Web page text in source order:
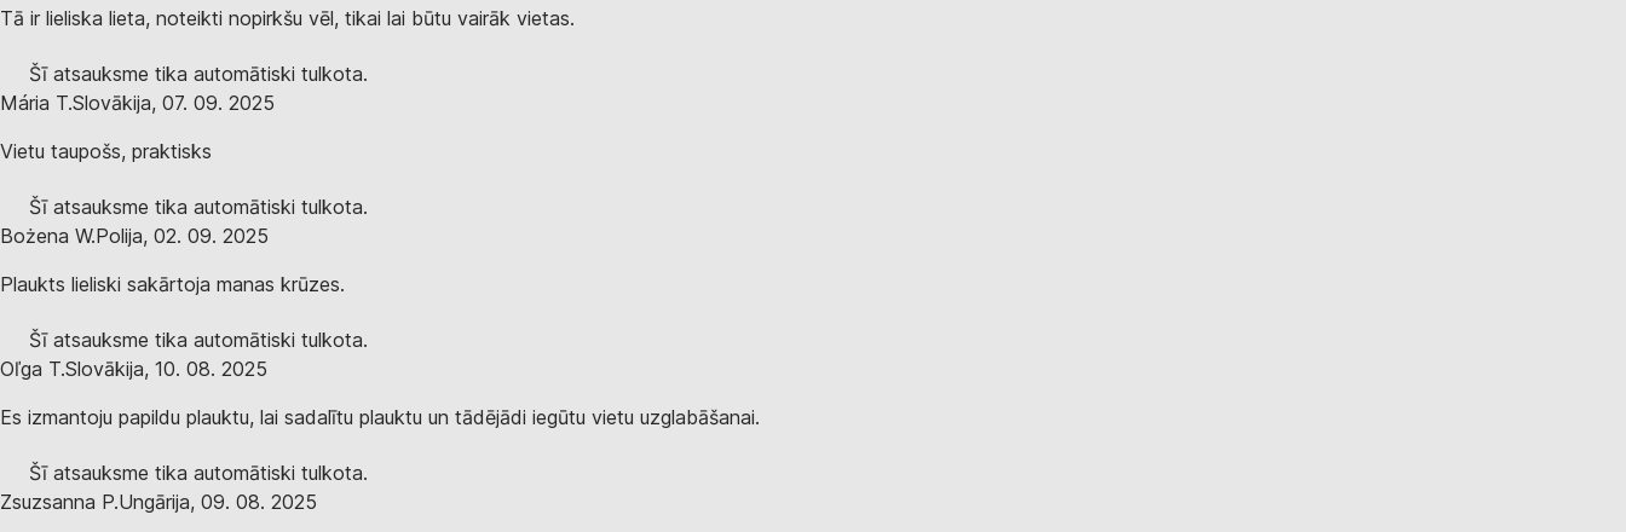
Tā ir lieliska lieta, noteikti nopirkšu vēl, tikai lai būtu vairāk vietas.
Šī atsauksme tika automātiski tulkota.
Mária T.Slovākija, 07. 09. 2025
Vietu taupošs, praktisks
Šī atsauksme tika automātiski tulkota.
Bożena W.Polija, 02. 09. 2025
Plaukts lieliski sakārtoja manas krūzes.
Šī atsauksme tika automātiski tulkota.
Oľga T.Slovākija, 10. 08. 2025
Es izmantoju papildu plauktu, lai sadalītu plauktu un tādējādi iegūtu vietu uzglabāšanai.
Šī atsauksme tika automātiski tulkota.
Zsuzsanna P.Ungārija, 09. 08. 2025